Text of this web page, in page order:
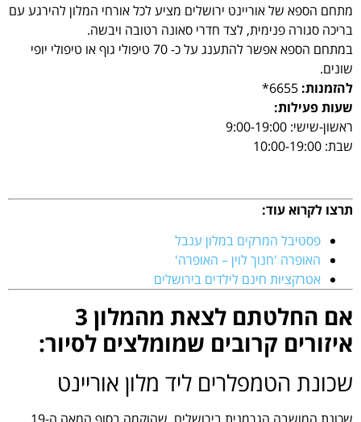
מתחם הספא של אוריינט ירושלים מציע לכל אורחי המלון להירגע עם
בריכה סגורה פנימית, לצד חדרי סאונה רטובה ויבשה.
במתחם הספא אפשר להתענג על כ- 70 טיפולי גוף או טיפולי יופי
שונים.
להזמנות:
שעות פעילות:
ראשון-שישי: 9:00-19:00
שבת: 10:00-19:00
תרצו לקרוא עוד:
פסטיבל המרקים במלון ענבל
האופרה 'חנוך לוין – האופרה'
אטרקציות חינם לילדים בירושלים
אם החלטתם לצאת מהמלון 3
איזורים קרובים שמומלצים לסיור:
שכונת הטמפלרים ליד מלון אוריינט